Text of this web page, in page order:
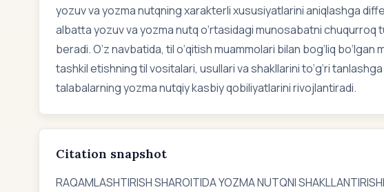
yozuv va yozma nutqning xarakterli xususiyatlarini aniqlashga
albatta yozuv va yozma nutq o‘rtasidagi munosabatni chuqurroq
beradi. O‘z navbatida, til o‘qitish muammolari bilan bog‘liq
tashkil etishning til vositalari, usullari va shakllarini to‘g‘ri
talabalarning yozma nutqiy kasbiy qobiliyatlarini rivojlantiradi.
Citation snapshot
RАQАMLАSHTIRISH SHАROITIDА YOZMА NUTQNI